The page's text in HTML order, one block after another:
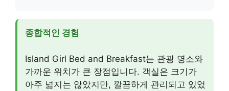
종합적인 경험
Island Girl Bed and Breakfast는 관광 명소와
가까운 위치가 큰 장점입니다. 객실은 크기가
아주 넓지는 않았지만, 깔끔하게 관리되고 있었